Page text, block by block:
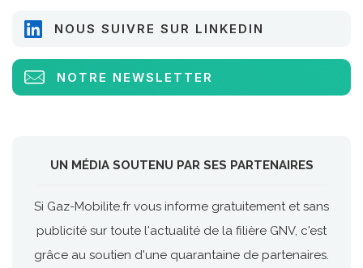
NOUS SUIVRE SUR LINKEDIN
NOTRE NEWSLETTER
UN MÉDIA SOUTENU PAR SES PARTENAIRES
Si Gaz-Mobilite.fr vous informe gratuitement et sans
publicité sur toute l'actualité de la filière GNV, c'est
grâce au soutien d'une quarantaine de partenaires.